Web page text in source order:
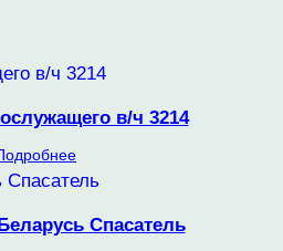
в/ч 3214
Спасатель